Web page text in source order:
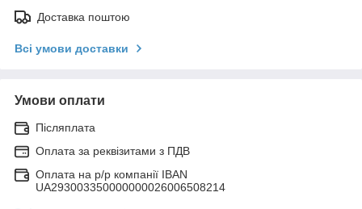
Доставка поштою
Всі умови доставки
Умови оплати
Післяплата
Оплата за реквізитами з ПДВ
Оплата на р/р компанії IBAN
UA293003350000000026006508214